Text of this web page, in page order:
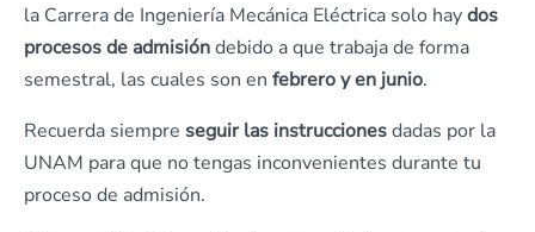
la Carrera de Ingeniería Mecánica Eléctrica solo haydos
procesos de admisióndebido a que trabaja de forma
semestral, las cuales son en febrero y en junio.
Recuerda siempre seguir las instruccionesdadas por la
UNAM para que no tengas inconvenientes durante tu
proceso de admisión.